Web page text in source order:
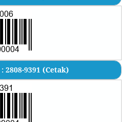
: 2808-9391 (Cetak)